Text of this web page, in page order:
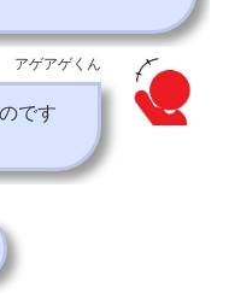
アゲアゲくん
です